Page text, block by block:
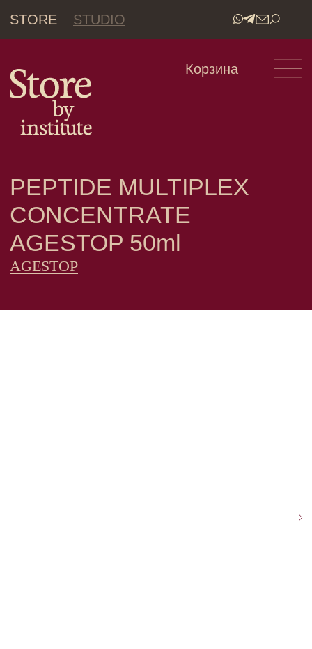
STORE STUDIO
•
PEPTIDE MULTIPLEX
AGESTOP